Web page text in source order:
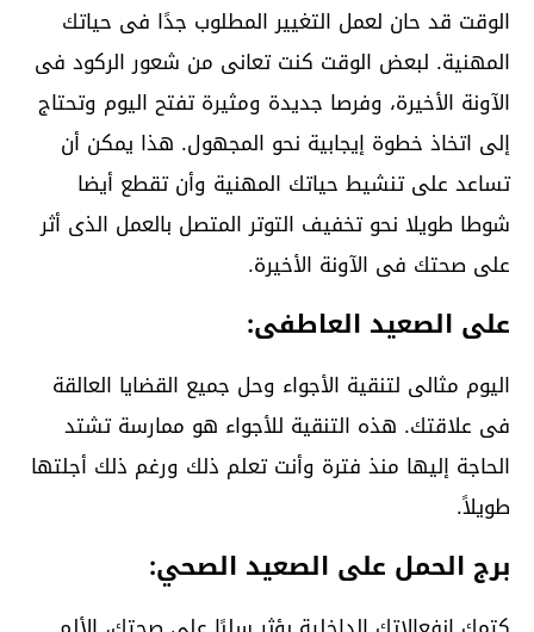
الوقت قد حان لعمل التغيير المطلوب جدًا فى حياتك
المهنية. لبعض الوقت كنت تعانى من شعور الركود فى
الآونة الأخيرة، وفرصا جديدة ومثيرة تفتح اليوم وتحتاج
إلى اتخاذ خطوة إيجابية نحو المجهول. هذا يمكن أن
تساعد على تنشيط حياتك المهنية وأن تقطع أيضا
شوطا طويلا نحو تخفيف التوتر المتصل بالعمل الذى أثر
على صحتك فى الآونة الأخيرة.
على الصعيد العاطفى:
اليوم مثالى لتنقية الأجواء وحل جميع القضايا العالقة
فى علاقتك. هذه التنقية للأجواء هو ممارسة تشتد
الحاجة إليها منذ فترة وأنت تعلم ذلك ورغم ذلك أجلتها
طويلاً.
برج الحمل على الصعيد الصحي: